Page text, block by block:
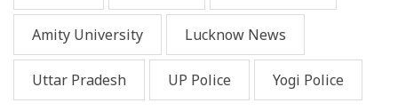
Amity University Lucknow News
Uttar Pradesh UP Police Yogi Police